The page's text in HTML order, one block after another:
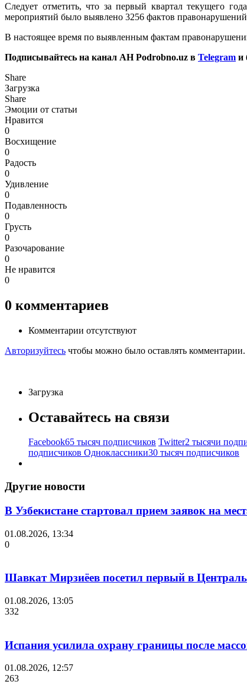
Следует отметить, что за первый квартал текущего
мероприятий было выявлено 3256 фактов
В настоящее время по выявленным фактам
Подписывайтесь на канал АН Podrobno.uz в Telegram и
Share
Загрузка
Share
Эмоции от статьи
Нравится
0
Восхищение
0
Радость
0
Удивление
0
Подавленность
0
Грусть
0
Разочарование
0
Не нравится
0
0 комментариев
Комментарии отсутствуют
Авторизуйтесь чтобы можно было оставлять комментарии.
Загрузка
Оставайтесь на связи
Facebook65 тысяч подписчиков Twitter2 тысячи
подписчиков Одноклассники30 тысяч подписчиков
Другие новости
В Узбекистане стартовал прием заявок на
01.08.2026, 13:34
0
Шавкат Мирзиёев посетил первый в
01.08.2026, 13:05
332
Испания усилила охрану границы после
01.08.2026, 12:57
263